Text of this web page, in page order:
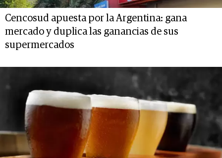
Cencosud apuesta por la Argentina: gana
mercado y duplica las ganancias de sus
supermercados